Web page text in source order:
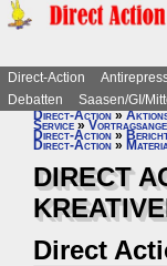
Direct-Action
Debatten
Saasen/GI/
Direct-Action»
Service »
Direct-Action »
Direct-Action »
DIRECT
Direct